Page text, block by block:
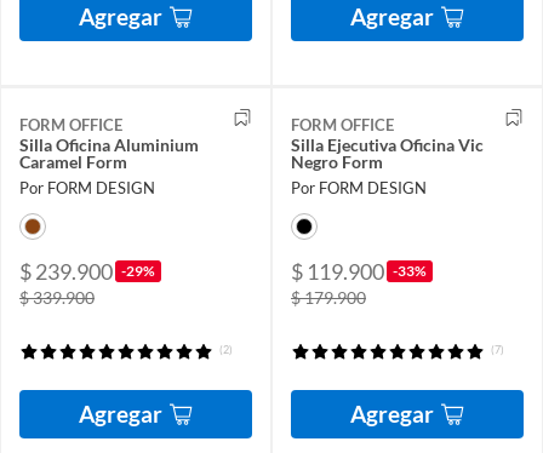
Agregar Agregar
FORM OFFICE
Silla Oficina Aluminium
Caramel Form
Por FORM DESIGN
$ 239.900 -29%
$ 339.900
(2)
Agregar
FORM OFFICE
Silla Ejecutiva Oficina Vic
Negro Form
Por FORM DESIGN
$ 119.900 -33%
$ 179.900
(7)
Agregar